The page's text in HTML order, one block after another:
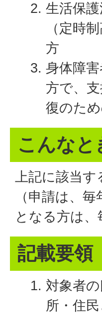
生活保
（定時
方
身体障
方で、
復のた
こんなと
上記に該当
（申請は、
となる方は
記載要領
対象者
所・住